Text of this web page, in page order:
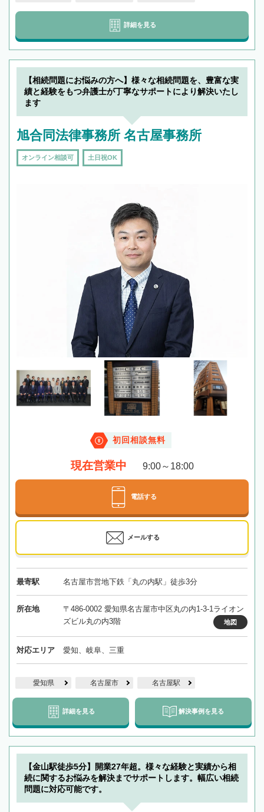
詳細を見る
【相続問題にお悩みの方へ】様々な相続問題を、豊富な実
績と経験をもつ弁護士が丁寧なサポートにより解決いたし
ます
旭合同法律事務所 名古屋事務所
オンライン相談可 土日祝OK
初回相談無料
現在営業中 9:00～18:00
電話する
メールする
最寄駅 名古屋市営地下鉄「丸の内駅」徒歩3分
所在地
〒486-0002 愛知県名古屋市中区丸の内1-3-1ライオン
ズビル丸の内3階
地図
対応エリア 愛知、岐阜、三重
愛知県 名古屋市 名古屋駅
詳細を見る 解決事例を見る
【金山駅徒歩5分】開業27年超。様々な経験と実績から相
続に関するお悩みを解決までサポートします。幅広い相続
問題に対応可能です。